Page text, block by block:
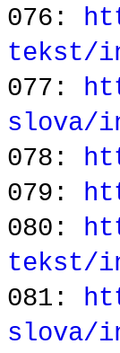
076:
tekst/
077:
slova/
078:
079:
080:
tekst/
081:
slova/